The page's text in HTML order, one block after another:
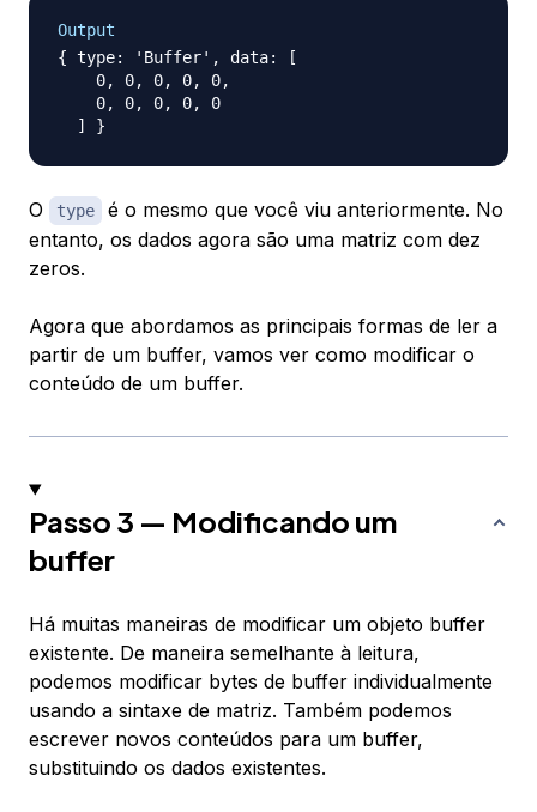
Output
{ type: 'Buffer', data: [
    0, 0, 0, 0, 0,
    0, 0, 0, 0, 0
O type
é o mesmo que você viu anteriormente. No
entanto, os dados agora são uma matriz com dez
zeros.
Agora que abordamos as principais formas de ler a
partir de um buffer, vamos ver como modificar o
conteúdo de um buffer.
Passo 3 — Modificando um
buffer
Há muitas maneiras de modificar um objeto buffer
existente. De maneira semelhante à leitura,
podemos modificar bytes de buffer individualmente
usando a sintaxe de matriz. Também podemos
escrever novos conteúdos para um buffer,
substituindo os dados existentes.